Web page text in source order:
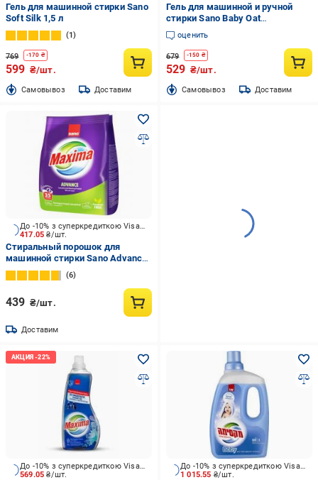
Гель для машинной стирки Sano
Soft Silk 1,5 л
1
769 -170 ₴
599 ₴/шт.
Cамовывоз Доставим
Гель для машинной и ручной
стирки Sano Baby Oat
концентрат 1,5 л
оценить
679 -150 ₴
529 ₴/шт.
Cамовывоз Доставим
417.05₴/шт.
До -10% з суперкредиткою Visa Вигода
Стиральный порошок для
машинной стирки Sano Advance
1,25 кг
6
439 ₴/шт.
Доставим
569.05₴/шт.
До -10% з суперкредиткою Visa Вигода
1 015.55 ₴/шт.
До -10% з суперкредиткою Visa Вигода